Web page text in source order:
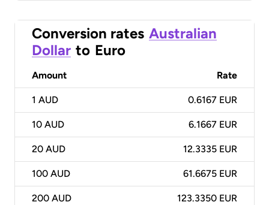
Conversion rates Australian
Dollar to Euro
Amount Rate
1 AUD 0.6167 EUR
10 AUD 6.1667 EUR
20 AUD 12.3335 EUR
100 AUD 61.6675 EUR
200 AUD 123.3350 EUR